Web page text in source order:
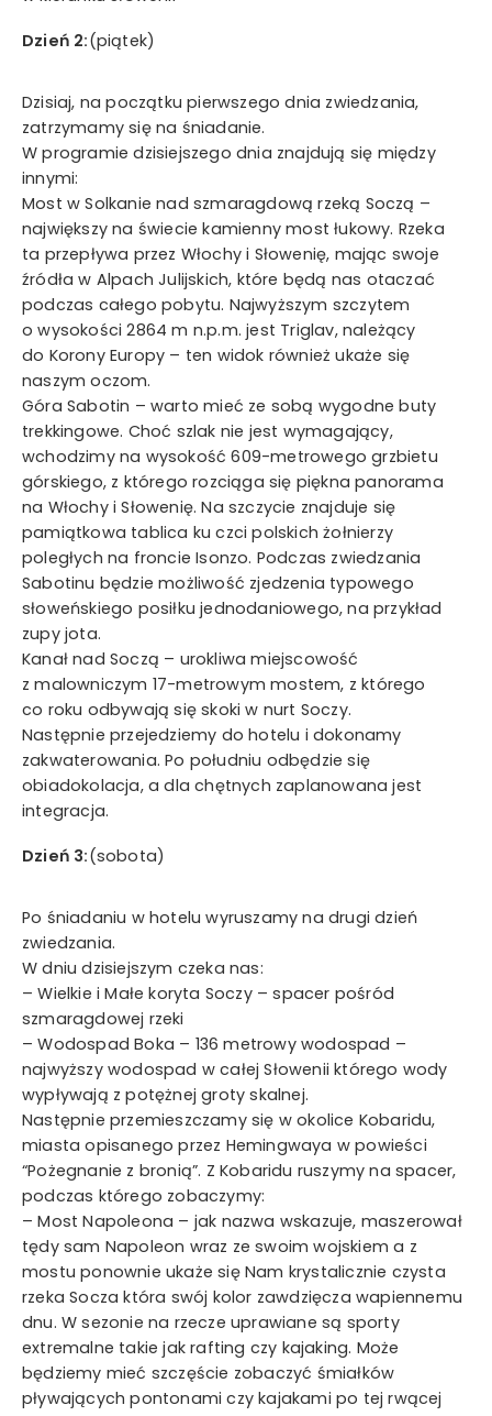
Dzień 2:(piątek)
Dzisiaj, na początku pierwszego dnia zwiedzania,
zatrzymamy się na śniadanie.
W programie dzisiejszego dnia znajdują się między
innymi:
Most w Solkanie nad szmaragdową rzeką Soczą –
największy na świecie kamienny most łukowy. Rzeka
ta przepływa przez Włochy i Słowenię, mając swoje
źródła w Alpach Julijskich, które będą nas otaczać
podczas całego pobytu. Najwyższym szczytem
o wysokości 2864 m n.p.m. jest Triglav, należący
do Korony Europy – ten widok również ukaże się
naszym oczom.
Góra Sabotin – warto mieć ze sobą wygodne buty
trekkingowe. Choć szlak nie jest wymagający,
wchodzimy na wysokość 609-metrowego grzbietu
górskiego, z którego rozciąga się piękna panorama
na Włochy i Słowenię. Na szczycie znajduje się
pamiątkowa tablica ku czci polskich żołnierzy
poległych na froncie Isonzo. Podczas zwiedzania
Sabotinu będzie możliwość zjedzenia typowego
słoweńskiego posiłku jednodaniowego, na przykład
zupy jota.
Kanał nad Soczą – urokliwa miejscowość
z malowniczym 17-metrowym mostem, z którego
co roku odbywają się skoki w nurt Soczy.
Następnie przejedziemy do hotelu i dokonamy
zakwaterowania. Po południu odbędzie się
obiadokolacja, a dla chętnych zaplanowana jest
integracja.
Dzień 3:(sobota)
Po śniadaniu w hotelu wyruszamy na drugi dzień
zwiedzania.
W dniu dzisiejszym czeka nas:
– Wielkie i Małe koryta Soczy – spacer pośród
szmaragdowej rzeki
– Wodospad Boka – 136 metrowy wodospad –
najwyższy wodospad w całej Słowenii którego wody
wypływają z potężnej groty skalnej.
Następnie przemieszczamy się w okolice Kobaridu,
miasta opisanego przez Hemingwaya w powieści
“Pożegnanie z bronią”. Z Kobaridu ruszymy na spacer,
podczas którego zobaczymy:
– Most Napoleona – jak nazwa wskazuje, maszerował
tędy sam Napoleon wraz ze swoim wojskiem a z
mostu ponownie ukaże się Nam krystalicznie czysta
rzeka Socza która swój kolor zawdzięcza wapiennemu
dnu. W sezonie na rzecze uprawiane są sporty
extremalne takie jak rafting czy kajaking. Może
będziemy mieć szczęście zobaczyć śmiałków
pływających pontonami czy kajakami po tej rwącej